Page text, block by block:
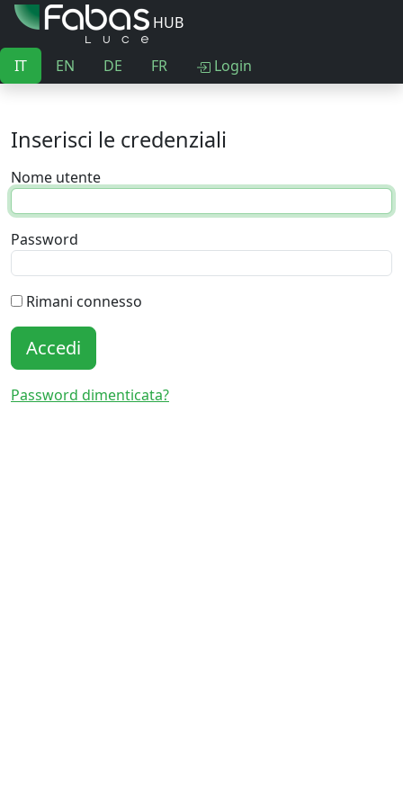
HUB
IT EN DE FR Login
Inserisci le credenziali
Nome utente
Password
Rimani connesso
Accedi
Password dimenticata?